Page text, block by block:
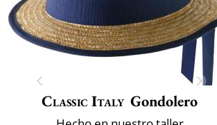
Classic Italy Gondolero